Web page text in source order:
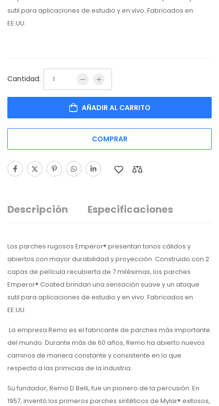
sutil para aplicaciones de estudio y en vivo. Fabricados en
EE.UU.
Cantidad:
AÑADIR AL CARRITO
COMPRAR
Descripción Especificaciones
Los parches rugosos Emperor® presentan tonos cálidos y
abiertos con mayor durabilidad y proyección. Construido con 2
capas de película recubierta de 7 milésimas, los parches
Emperor® Coated brindan una sensación suave y un ataque
sutil para aplicaciones de estudio y en vivo. Fabricados en
EE.UU.
La empresa Remo es el fabricante de parches más importante
del mundo. Durante más de 60 años, Remo ha abierto nuevos
caminos de manera constante y consistente en lo que
respecta a las primicias de la industria.
Su fundador, Remo D Belli, fue un pionero de la percusión. En
1957, inventó los primeros parches sintéticos de Mylar® exitosos,